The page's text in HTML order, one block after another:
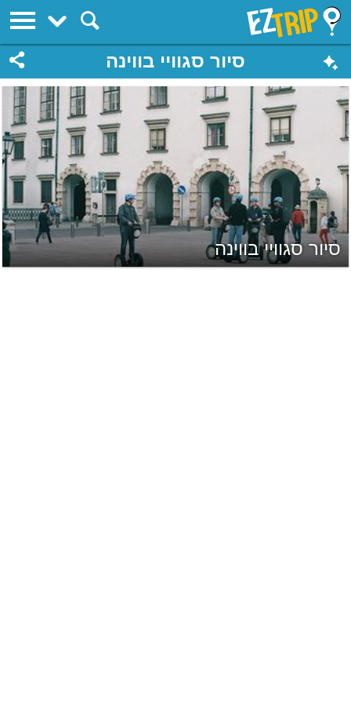
EZTrip
סיור סגוויי בווינה
סיור סגוויי בווינה